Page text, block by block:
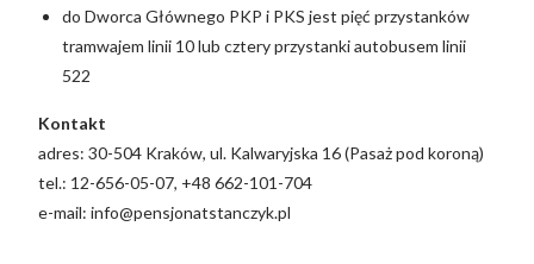
do Dworca Głównego PKP i PKS jest pięć przystanków
tramwajem linii 10 lub cztery przystanki autobusem linii
522
Kontakt
adres: 30-504 Kraków, ul. Kalwaryjska 16 (Pasaż pod koroną)
tel.: 12-656-05-07, +48 662-101-704
e-mail: info@pensjonatstanczyk.pl